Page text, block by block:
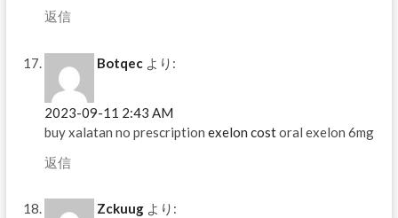
返信
Botqec より:
2023-09-11 2:43 AM
buy xalatan no prescription exelon costoral exelon 6mg
返信
Zckuug より: